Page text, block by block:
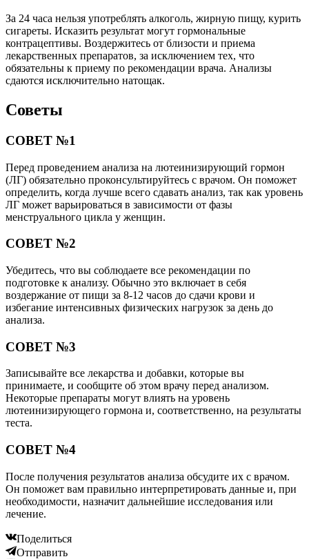
За 24 часа нельзя употреблять алкоголь, жирную пищу, курить
сигареты. Исказить результат могут гормональные
контрацептивы. Воздержитесь от близости и приема
лекарственных препаратов, за исключением тех, что
обязательны к приему по рекомендации врача. Анализы
сдаются исключительно натощак.
Советы
СОВЕТ №1
Перед проведением анализа на лютеинизирующий гормон
(ЛГ) обязательно проконсультируйтесь с врачом. Он поможет
определить, когда лучше всего сдавать анализ, так как уровень
ЛГ может варьироваться в зависимости от фазы
менструального цикла у женщин.
СОВЕТ №2
Убедитесь, что вы соблюдаете все рекомендации по
подготовке к анализу. Обычно это включает в себя
воздержание от пищи за 8-12 часов до сдачи крови и
избегание интенсивных физических нагрузок за день до
анализа.
СОВЕТ №3
Записывайте все лекарства и добавки, которые вы
принимаете, и сообщите об этом врачу перед анализом.
Некоторые препараты могут влиять на уровень
лютеинизирующего гормона и, соответственно, на результаты
теста.
СОВЕТ №4
После получения результатов анализа обсудите их с врачом.
Он поможет вам правильно интерпретировать данные и, при
необходимости, назначит дальнейшие исследования или
лечение.
Поделиться
Отправить